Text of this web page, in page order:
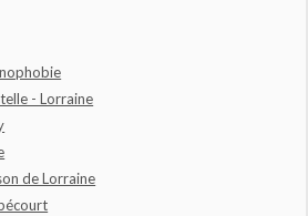
- Lorraine
de Lorraine